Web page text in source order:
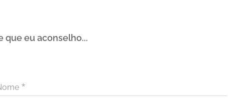
que eu aconselho...